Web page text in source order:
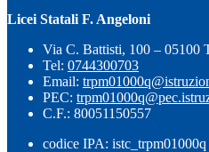
Licei Statali F. Angeloni
Via C. Battisti, 100 – 05100
Tel: 0744300703
Email:
PEC:
C.F.: 80051150557
codice IPA: istc_trpm01000q